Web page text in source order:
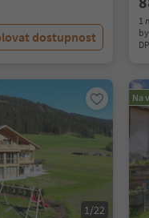
dostupnost
1
1/22
Na